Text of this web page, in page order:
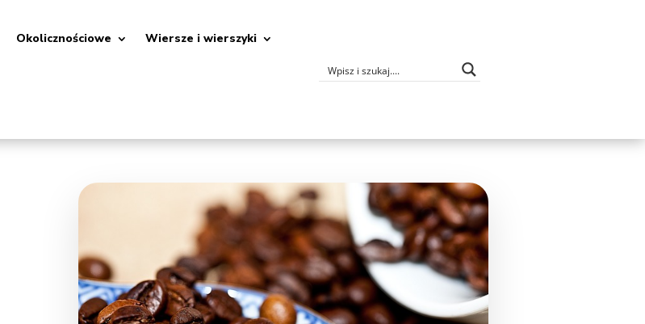
Okolicznościowe Wiersze i wierszyki